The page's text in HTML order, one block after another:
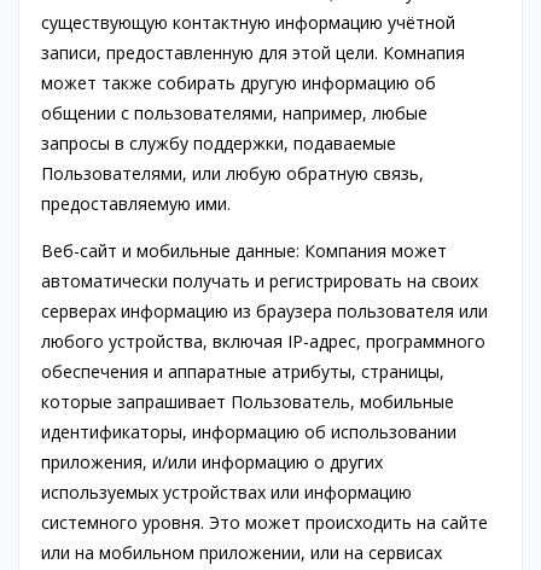
существующую контактную информацию учётной
записи, предоставленную для этой цели. Комнапия
может также собирать другую информацию об
общении с пользователями, например, любые
запросы в службу поддержки, подаваемые
Пользователями, или любую обратную связь,
предоставляемую ими.
Веб-сайт и мобильные данные: Компания может
автоматически получать и регистрировать на своих
серверах информацию из браузера пользователя или
любого устройства, включая IP-адрес, программного
обеспечения и аппаратные атрибуты, страницы,
которые запрашивает Пользователь, мобильные
идентификаторы, информацию об использовании
приложения, и/или информацию о других
используемых устройствах или информацию
системного уровня. Это может происходить на сайте
или на мобильном приложении, или на сервисах